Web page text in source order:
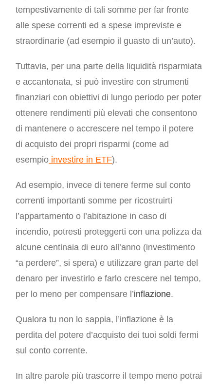
tempestivamente di tali somme per far fronte
alle spese correnti ed a spese impreviste e
straordinarie (ad esempio il guasto di un’auto).
Tuttavia, per una parte della liquidità risparmiata
e accantonata, si può investire con strumenti
finanziari con obiettivi di lungo periodo per poter
ottenere rendimenti più elevati che consentono
di mantenere o accrescere nel tempo il potere
di acquisto dei propri risparmi (come ad
esempio investire in ETF).
Ad esempio, invece di tenere ferme sul conto
correnti importanti somme per ricostruirti
l’appartamento o l’abitazione in caso di
incendio, potresti proteggerti con una polizza da
alcune centinaia di euro all’anno (investimento
“a perdere”, si spera) e utilizzare gran parte del
denaro per investirlo e farlo crescere nel tempo,
per lo meno per compensare l’inflazione.
Qualora tu non lo sappia, l’inflazione è la
perdita del potere d’acquisto dei tuoi soldi fermi
sul conto corrente.
In altre parole più trascorre il tempo meno potrai